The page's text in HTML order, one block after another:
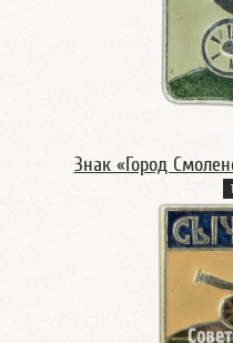
Знак «Город